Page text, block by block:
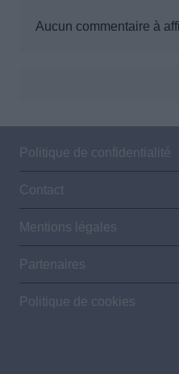
Aucun commentaire à
Politique de confidentialité
Contact
Mentions légales
Partenaires
Politique de cookies